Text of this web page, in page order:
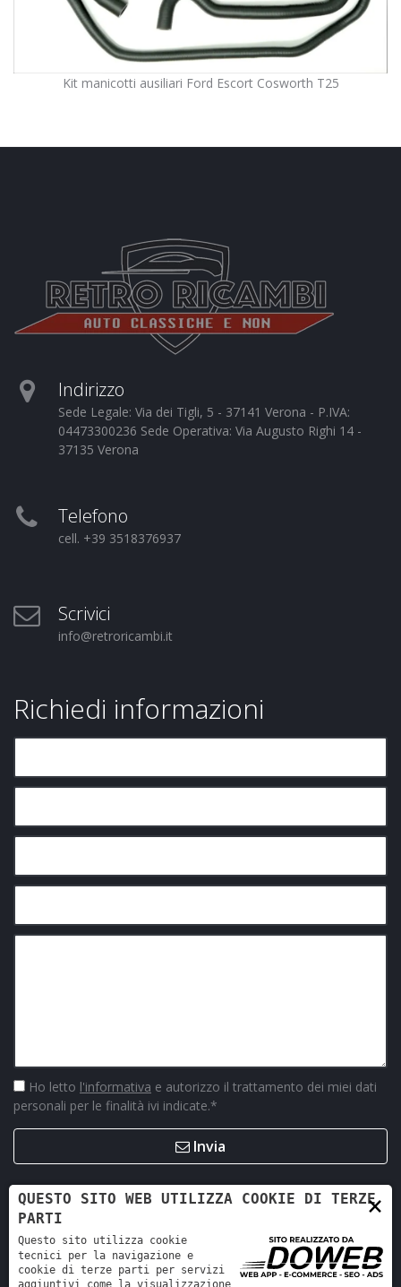
Kit manicotti ausiliari Ford Escort Cosworth T25
Indirizzo
Sede Legale: Via dei Tigli, 5 - 37141 Verona - P.IVA:
04473300236 Sede Operativa: Via Augusto Righi 14 -
37135 Verona
Telefono
cell. +39 3518376937
Scrivici
info@retroricambi.it
Richiedi informazioni
Ho letto l'informativa e autorizzo il trattamento dei miei dati
personali per le finalità ivi indicate.*
Invia
×
QUESTO SITO WEB UTILIZZA COOKIE DI TERZE
PARTI
Questo sito utilizza cookie
tecnici per la navigazione e
cookie di terze parti per servizi
aggiuntivi come la visualizzazione